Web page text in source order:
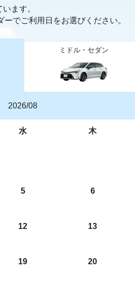
ます。
でご利用日をお選びください。
ミドル・セダン
2026/08
水 木
5 6
12 13
19 20